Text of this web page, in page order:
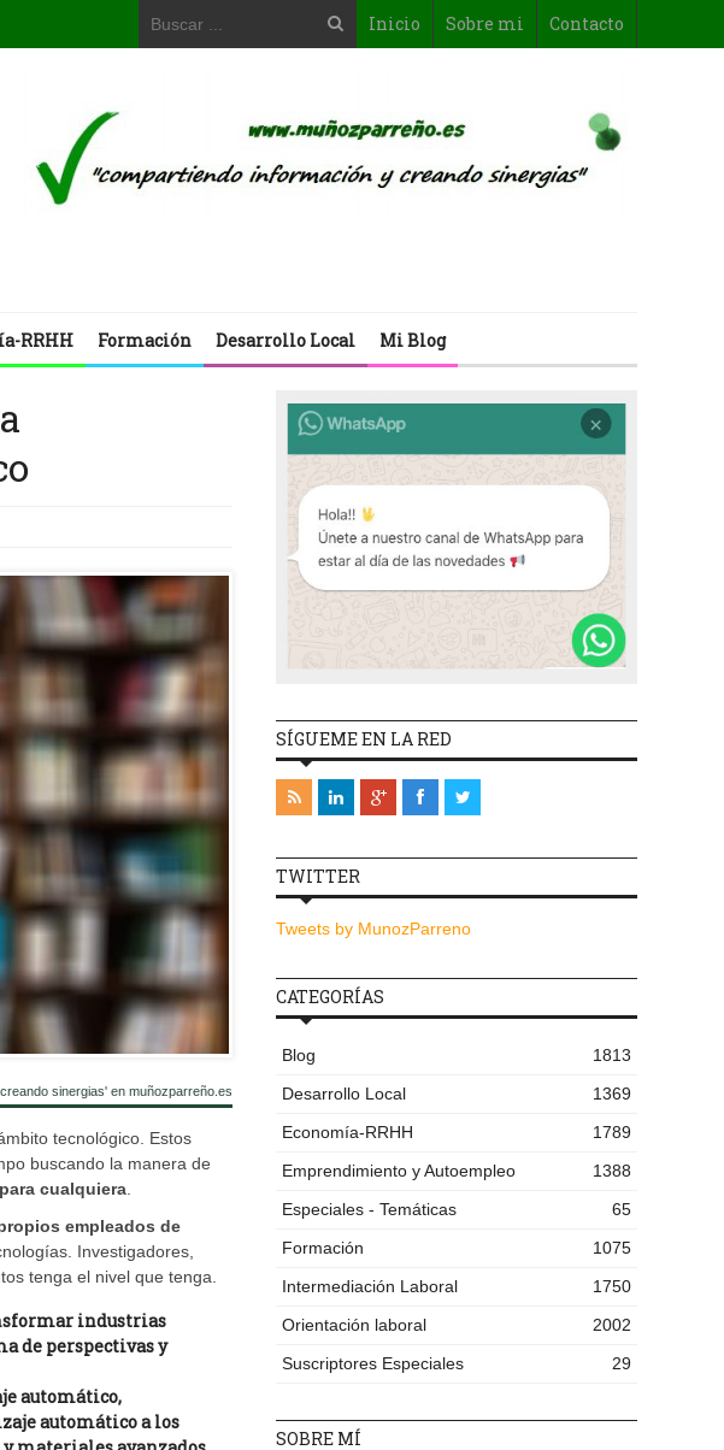
Inicio Sobre mi Contacto
RRHH Formación Desarrollo Local Mi Blog
sinergias' en muñozparreño.es
tecnológico. Estos
buscando la manera de
cualquiera.
empleados de
Investigadores,
tenga el nivel que tenga.
industrias
de perspectivas y
automático,
automático a los
SÍGUEME EN LA RED
TWITTER
Tweets by MunozParreno
CATEGORÍAS
Blog
1813
Desarrollo Local
1369
Economía-RRHH
1789
Emprendimiento y Autoempleo
1388
Especiales - Temáticas
65
Formación
1075
Intermediación Laboral
1750
Orientación laboral
2002
Suscriptores Especiales
29
SOBRE MÍ